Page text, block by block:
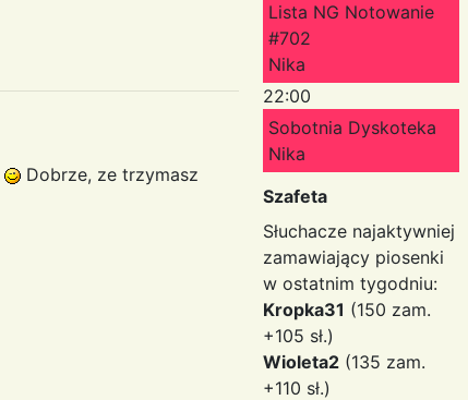
Dobrze, ze trzymasz
Lista NG Notowanie
#702
Nika
22:00
Sobotnia Dyskoteka
Nika
Szafeta
Słuchacze najaktywniej
zamawiający piosenki
w ostatnim tygodniu:
Kropka31 (150 zam.
+105 sł.)
Wioleta2 (135 zam.
+110 sł.)